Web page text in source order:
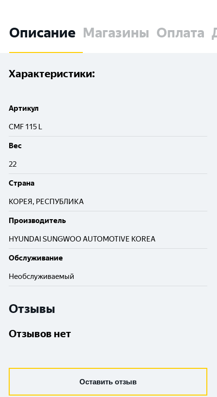
Описание Магазины Оплата
Характеристики:
Артикул
CMF 115 L
Вес
22
Cтрана
КОРЕЯ, РЕСПУБЛИКА
Производитель
HYUNDAI SUNGWOO AUTOMOTIVE KOREA
Обслуживание
Необслуживаемый
Отзывы
Отзывов нет
Оставить отзыв